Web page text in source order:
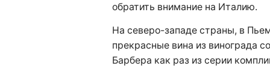
обратить внимание на Италию.
На северо-западе страны, в
прекрасные вина из винограда
Барбера как раз из серии